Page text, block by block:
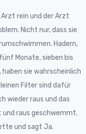
rein und der Arzt
Nicht nur, dass sie
Hadern,
Monate, sieben bis
sie wahrscheinlich
Filter sind dafür
wieder raus und das
und raus geschwemmt.
und sagt Ja.